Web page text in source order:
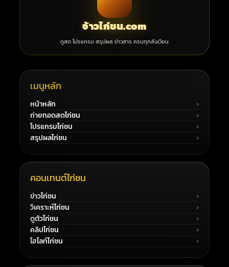
จ้าวไก่ชน.com
ดูสด โปรแกรม สรุปผล ข่าวสาร ครบทุกสังเวียน
เมนูหลัก
หน้าหลัก
ถ่ายทอดสดไก่ชน
โปรแกรมไก่ชน
สรุปผลไก่ชน
คอนเทนต์ไก่ชน
ข่าวไก่ชน
วิเคราะห์ไก่ชน
ดูตัวไก่ชน
คลิปไก่ชน
ไฮไลท์ไก่ชน